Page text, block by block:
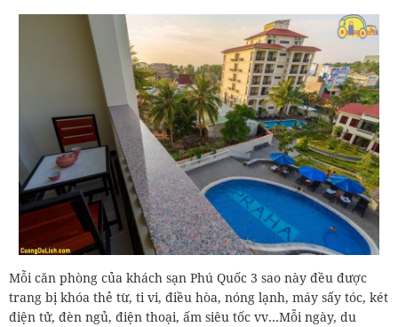
Mỗi căn phòng của khách sạn Phú Quốc 3 sao này đều được
trang bị khóa thẻ từ, ti vi, điều hòa, nóng lạnh, máy sấy tóc, két
điện tử, đèn ngủ, điện thoại, ấm siêu tốc vv…Mỗi ngày, du